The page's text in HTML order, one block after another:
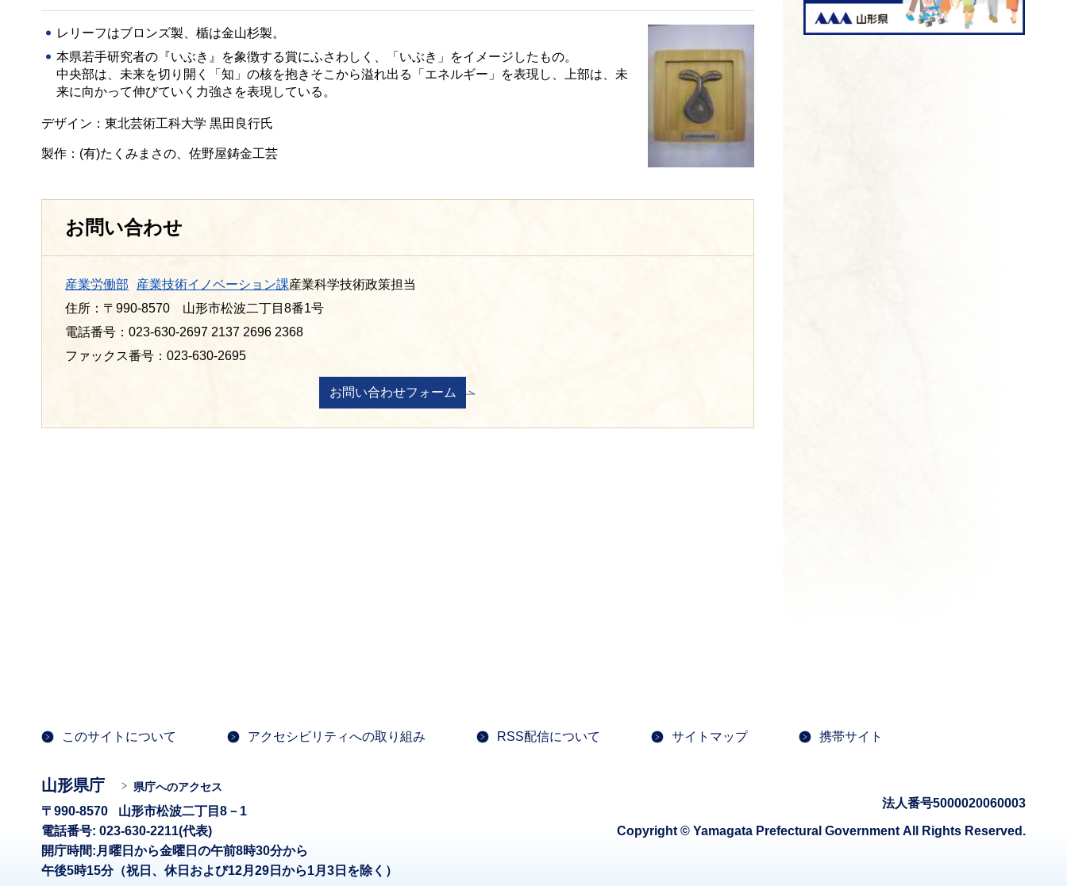
レリーフはブロンズ製、楯は金山杉製。
本県若手研究者の『いぶき』を象徴する賞にふさわしく、「いぶき」をイメージしたもの。
中央部は、未来を切り開く「知」の核を抱きそこから溢れ出る「エネルギー」を表現し、上部は、未
来に向かって伸びていく力強さを表現している。
デザイン：東北芸術工科大学 黒田良行氏
製作：(有)たくみまさの、佐野屋鋳金工芸
お問い合わせ
産業労働部 産業技術イノベーション課産業科学技術政策担当
住所：〒990-8570 山形市松波二丁目8番1号
電話番号：023-630-2697 2137 2696 2368
ファックス番号：023-630-2695
このサイトについて アクセシビリティへの取り組み RSS配信について サイトマップ 携帯サイト
山形県庁 県庁へのアクセス
〒990-8570
山形市松波二丁目8－1
電話番号: 023-630-2211(代表)
開庁時間:月曜日から金曜日の午前8時30分から
午後5時15分（祝日、休日および12月29日から1月3日を除く）
法人番号5000020060003
Copyright © Yamagata Prefectural Government All Rights Reserved.